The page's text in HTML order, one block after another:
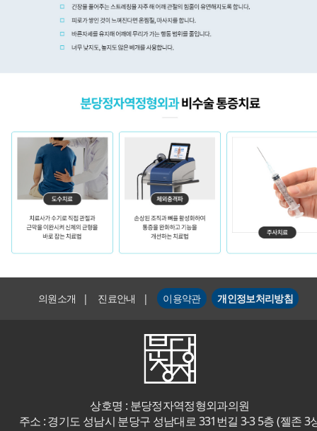
의원소개 | 진료안내 | 이용약관 개인정보처리방침
상호명 : 분당정자역정형외과의원
주소 : 경기도 성남시 분당구 성남대로 331번길 3-3 5층 (젤존 3